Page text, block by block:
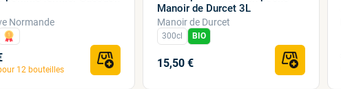
Normande
12 bouteilles
Manoir de Durcet 3L
Manoir de Durcet
300cl BIO
15,50 €